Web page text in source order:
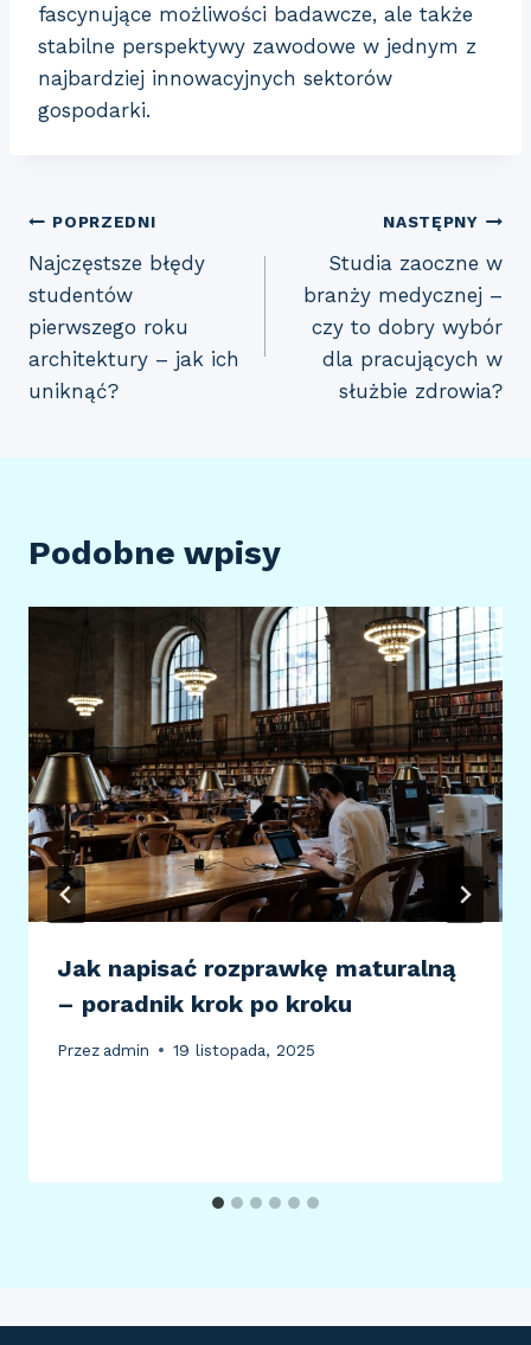
fascynujące możliwości badawcze, ale także
stabilne perspektywy zawodowe w jednym z
najbardziej innowacyjnych sektorów
gospodarki.
Nawigacja
wpisu
POPRZEDNI
Najczęstsze błędy
studentów
pierwszego roku
architektury – jak ich
uniknąć?
NASTĘPNY
Studia zaoczne w
branży medycznej –
czy to dobry wybór
dla pracujących w
służbie zdrowia?
Podobne wpisy
Jak napisać rozprawkę maturalną
– poradnik krok po kroku
Przez admin 19 listopada, 2025